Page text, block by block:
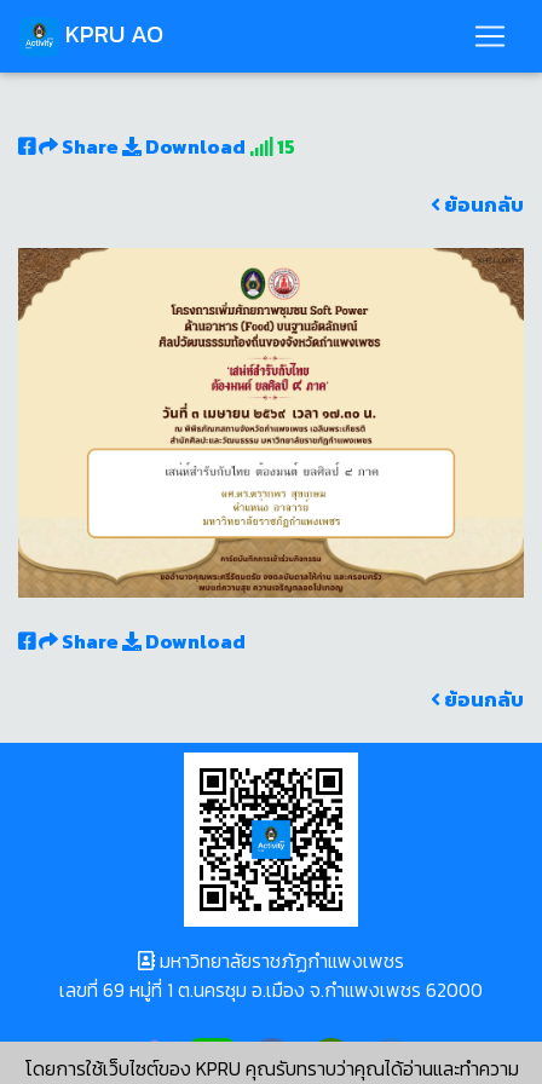
KPRU AO
Share Download
15
ย้อนกลับ
Share
Download
ย้อนกลับ
โดยการใช้เว็บไซต์ของ KPRU คุณรับทราบว่าคุณได้อ่านและทำความ
มหาวิทยาลัยราชภัฏกำแพงเพชร
เลขที่ 69 หมู่ที่ 1 ต.นครชุม อ.เมือง จ.กำแพงเพชร 62000